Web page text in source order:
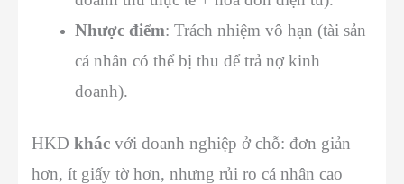
Nhược điểm: Trách nhiệm vô hạn (tài sản
cá nhân có thể bị thu để trả nợ kinh
doanh).
HKD khác với doanh nghiệp ở chỗ: đơn giản
hơn, ít giấy tờ hơn, nhưng rủi ro cá nhân cao